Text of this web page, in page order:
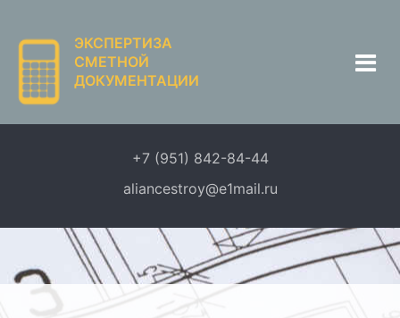
ЭКСПЕРТИЗА
СМЕТНОЙ
ДОКУМЕНТАЦИИ
+7 (951) 842-84-44
aliancestroy@e1mail.ru